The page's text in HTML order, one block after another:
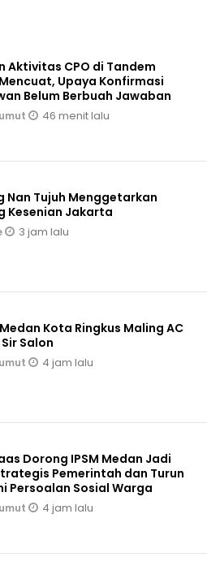
Aktivitas CPO di Tandem
Upaya Konfirmasi
Belum Berbuah Jawaban
46 menit lalu
Nan Tujuh Menggetarkan
Kesenian Jakarta
3 jam lalu
Kota Ringkus Maling AC
Salon
4 jam lalu
Dorong IPSM Medan Jadi
Pemerintah dan Turun
Persoalan Sosial Warga
4 jam lalu